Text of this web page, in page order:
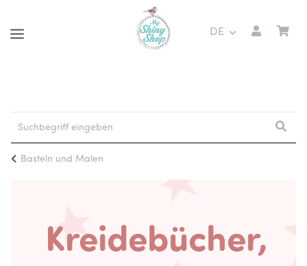
DE
Basteln und Malen
Kreidebücher,